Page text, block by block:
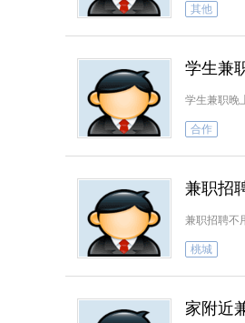
其他
学生兼
学生兼职晚
合作
兼职招
兼职招聘不
桃城
家附近